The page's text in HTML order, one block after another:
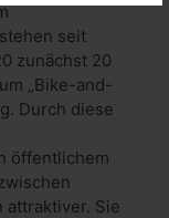
seit
zunächst 20
„Bike-and-
Durch diese
öffentlichem
attraktiver. Sie